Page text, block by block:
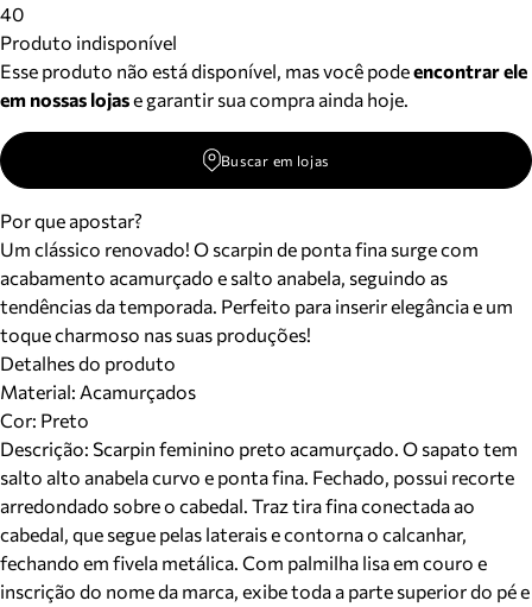
40
Produto indisponível
Esse produto não está disponível, mas você podeencontrar ele
em nossas lojase garantir sua compra ainda hoje.
Buscar em lojas
Por que apostar?
Um clássico renovado! O scarpin de ponta fina surge com
acabamento acamurçado e salto anabela, seguindo as
tendências da temporada. Perfeito para inserir elegância e um
toque charmoso nas suas produções!
Detalhes do produto
Material: Acamurçados
Cor: Preto
Descrição: Scarpin feminino preto acamurçado. O sapato tem
salto alto anabela curvo e ponta fina. Fechado, possui recorte
arredondado sobre o cabedal. Traz tira fina conectada ao
cabedal, que segue pelas laterais e contorna o calcanhar,
fechando em fivela metálica. Com palmilha lisa em couro e
inscrição do nome da marca, exibe toda a parte superior do pé e